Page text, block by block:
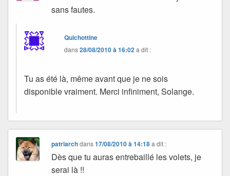
sans fautes.
Quichottine
dans28/08/2010 à 16:02a dit :
Tu as été là, même avant que je ne sois
disponible vraiment. Merci infiniment, Solange.
patriarchdans17/08/2010 à 14:18 a dit :
Dès que tu auras entrebaillé les volets, je
serai là !!